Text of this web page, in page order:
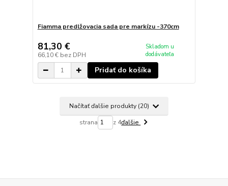
Fiamma predlžovacia sada pre markízu -370cm
81,30 €
66,10 € bez DPH
Skladom u
dodávateľa
Pridať do košíka
Načítať ďalšie produkty (20)
strana z 4ďalšie